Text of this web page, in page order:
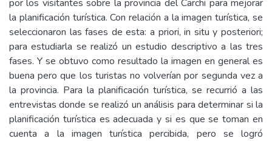
por los visitantes sobre la provincia del Carchi para mejorar
la planificación turística. Con relación a la imagen turística, se
seleccionaron las fases de esta: a priori, in situ y posteriori;
para estudiarla se realizó un estudio descriptivo a las tres
fases. Y se obtuvo como resultado la imagen en general es
buena pero que los turistas no volverían por segunda vez a
la provincia. Para la planificación turística, se recurrió a las
entrevistas donde se realizó un análisis para determinar si la
planificación turística es adecuada y si es que se toman en
cuenta a la imagen turística percibida, pero se logró